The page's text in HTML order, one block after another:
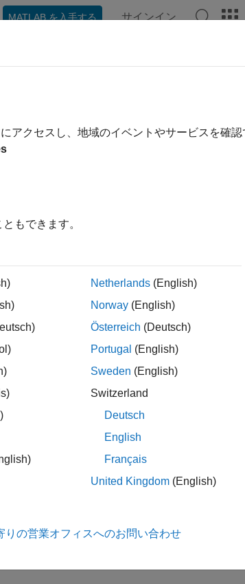
MATLAB を入手する サインイン
アクセスし、地域のイベントやサービスを確
もできます。
Netherlands (English)
Norway (English)
Österreich (Deutsch)
Portugal (English)
Sweden (English)
Switzerland
Deutsch
English
Français
United Kingdom (English)
りの営業オフィスへのお問い合わせ